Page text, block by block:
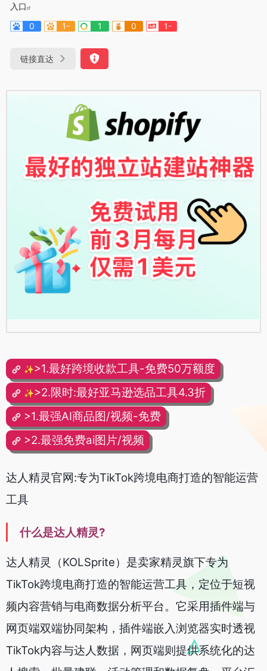
入口
0
1- 1 0 1-
链接直达
✨>1.最好跨境收款工具-免费50万额度
✨>2.限时:最好亚马逊选品工具4.3折
>1.最强AI商品图/视频-免费
>2.最强免费ai图片/视频
达人精灵官网:专为TikTok跨境电商打造的智能运营
工具
什么是达人精灵?
达人精灵（KOLSprite）是卖家精灵旗下专为
TikTok跨境电商打造的智能运营工具，定位于短视
频内容营销与电商数据分析平台。它采用插件端与
网页端双端协同架构，插件端嵌入浏览器实时透视
TikTok内容与达人数据，网页端则提供系统化的达